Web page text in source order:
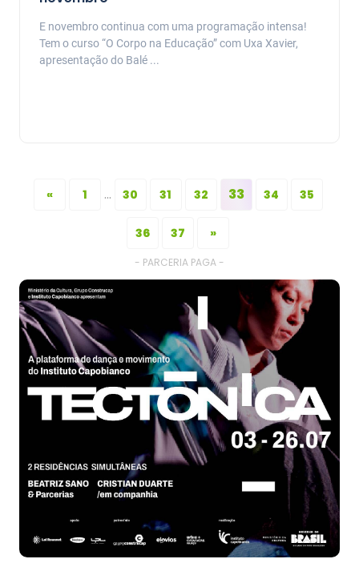
E novembro continua com uma programação intensa!
Tem o curso “O Corpo na Educação” com Uxa Xavier,
apresentação do Balé ...
« 1 ... 30 31 32 33 34 35
36 37 »
- PARCERIA PAGA -